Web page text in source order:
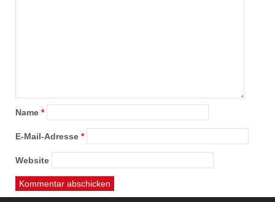
Name *
E-Mail-Adresse *
Website